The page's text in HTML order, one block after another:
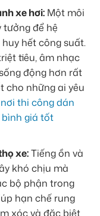
xe hơi: Một môi
để hệ
hết công suất.
tiêu, âm nhạc
động hơn rất
cho những ai yêu
nơi thi công dán
giá tốt
xe:Tiếng ồn và
khó chịu mà
bộ phận trong
hạn chế rung
xóc và đặc biệt